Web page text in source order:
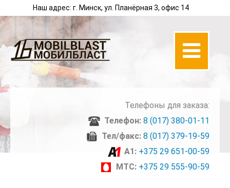
Наш адрес: г. Минск, ул. Планёрная 3, офис 14
Телефоны для заказа:
Телефон: 8 (017) 380-01-11
Тел/факс: 8 (017) 379-19-59
A1: +375 29 651-00-59
МТС: +375 29 555-90-59